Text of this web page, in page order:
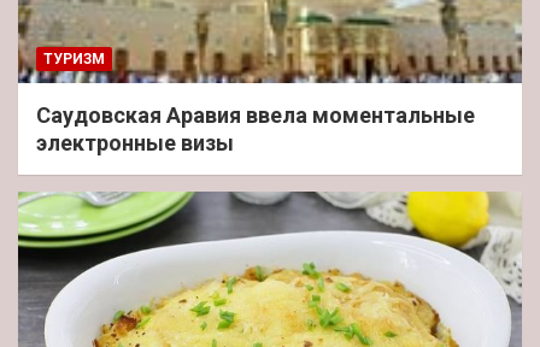
ТУРИЗМ
Саудовская Аравия ввела моментальные
электронные визы